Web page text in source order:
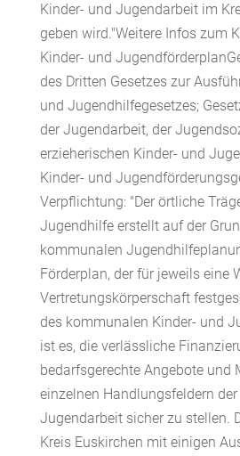
Kinder- und Jugendarbeit im
geben wird."Weitere Infos zum
Kinder- und
des Dritten Gesetzes zur
und Jugendhilfegesetzes;
der Jugendarbeit, der
erzieherischen Kinder- und
Kinder- und
Verpflichtung: "Der örtliche
Jugendhilfe erstellt auf der
kommunalen
Förderplan, der für jeweils eine
Vertretungskörperschaft
des kommunalen Kinder- und
ist es, die verlässliche
bedarfsgerechte Angebote und
einzelnen Handlungsfeldern
Jugendarbeit sicher zu stellen.
Kreis Euskirchen mit einigen